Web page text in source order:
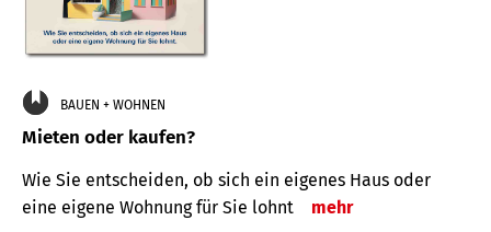
BAUEN + WOHNEN
Mieten oder kaufen?
Wie Sie entscheiden, ob sich ein eigenes Haus oder
eine eigene Wohnung für Sie lohnt
mehr